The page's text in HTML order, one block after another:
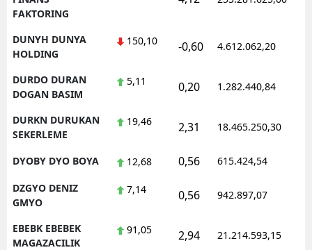
FAKTORING
DUNYH DUNYA
HOLDING
150,10 -0,60 4.612.062,20
DURDO DURAN
DOGAN BASIM
5,11 0,20 1.282.440,84
DURKN DURUKAN
SEKERLEME
19,46 2,31 18.465.250,30
DYOBY DYO BOYA 12,68 0,56 615.424,54
DZGYO DENIZ
GMYO
7,14 0,56 942.897,07
EBEBK EBEBEK
MAGAZACILIK
91,05 2,94 21.214.593,15